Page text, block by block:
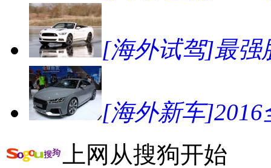
[海外试驾]最强
[海外新车]2016
上网从搜狗开始